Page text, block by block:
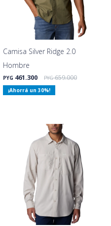
Camisa Silver Ridge 2.0
Hombre
PYG 461.300 PYG 659.000
30